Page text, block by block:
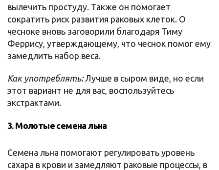
вылечить простуду. Также он помогает
сократить риск развития раковых клеток. О
чесноке вновь заговорили благодаря Тиму
Феррису, утверждающему, что чеснок помог ему
замедлить набор веса.
Как употреблять:Лучше в сыром виде, но если
этот вариант не для вас, воспользуйтесь
экстрактами.
3. Молотые семена льна
Семена льна помогают регулировать уровень
сахара в крови и замедляют раковые процессы, в